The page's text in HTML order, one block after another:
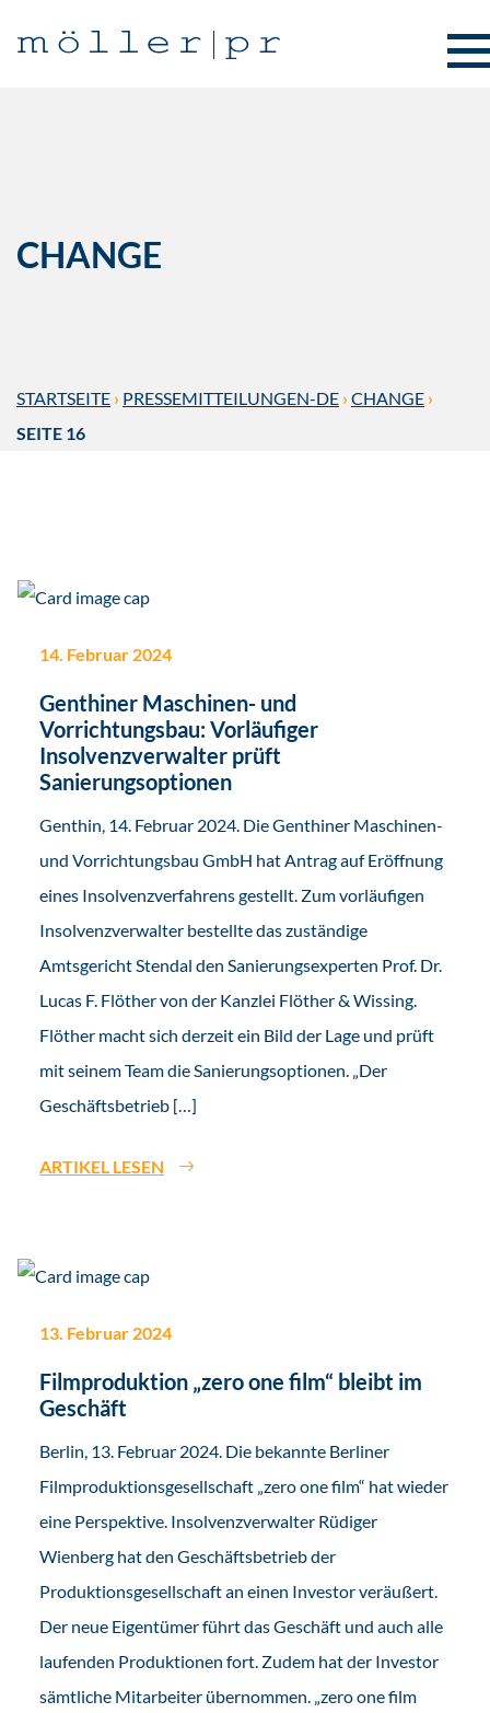
CHANGE
STARTSEITE › PRESSEMITTEILUNGEN-DE › CHANGE ›
SEITE 16
14. Februar 2024
Genthiner Maschinen- und
Vorrichtungsbau: Vorläufiger
Insolvenzverwalter prüft
Sanierungsoptionen
Genthin, 14. Februar 2024. Die Genthiner Maschinen-
und Vorrichtungsbau GmbH hat Antrag auf Eröffnung
eines Insolvenzverfahrens gestellt. Zum vorläufigen
Insolvenzverwalter bestellte das zuständige
Amtsgericht Stendal den Sanierungsexperten Prof. Dr.
Lucas F. Flöther von der Kanzlei Flöther & Wissing.
Flöther macht sich derzeit ein Bild der Lage und prüft
mit seinem Team die Sanierungsoptionen. „Der
Geschäftsbetrieb […]
ARTIKEL LESEN
13. Februar 2024
Filmproduktion „zero one film“ bleibt im
Geschäft
Berlin, 13. Februar 2024. Die bekannte Berliner
Filmproduktionsgesellschaft „zero one film“ hat wieder
eine Perspektive. Insolvenzverwalter Rüdiger
Wienberg hat den Geschäftsbetrieb der
Produktionsgesellschaft an einen Investor veräußert.
Der neue Eigentümer führt das Geschäft und auch alle
laufenden Produktionen fort. Zudem hat der Investor
sämtliche Mitarbeiter übernommen. „zero one film